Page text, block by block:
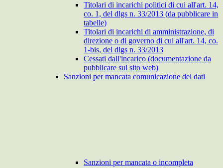
Titolari di incarichi politici di cui all'art. 14,
co. 1, del dlgs n. 33/2013 (da pubblicare in
tabelle)
Titolari di incarichi di amministrazione, di
direzione o di governo di cui all'art. 14, co.
1-bis, del dlgs n. 33/2013
Cessati dall'incarico (documentazione da
pubblicare sul sito web)
Sanzioni per mancata comunicazione dei dati
Sanzioni per mancata o incompleta